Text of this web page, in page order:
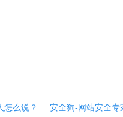
怎么说？ 安全狗-网站安全专